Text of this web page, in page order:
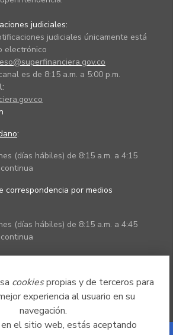
cookiespropias y de terceros para
experiencia al usuario en su
navegación.
el sitio web, estás aceptando
judiciales:
judiciales únicamente está
electrónico
es de 8:15 a.m. a 5:00 p.m.
:
(días hábiles) de 8:15 a.m. a 4:15
correspondencia por medios
(días hábiles) de 8:15 a.m. a 4:45